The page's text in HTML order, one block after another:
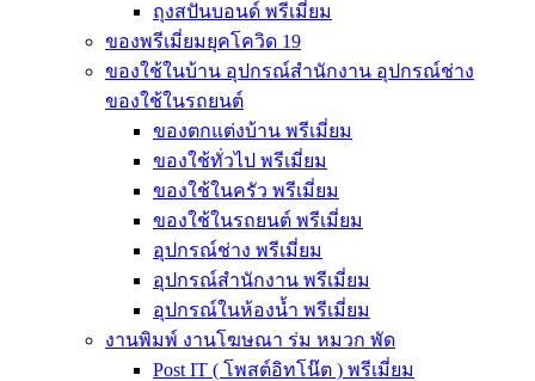
ถุงสปันบอนด์ พรีเมี่ยม
ของพรีเมี่ยมยุคโควิด 19
ของใช้ในบ้าน อุปกรณ์สำนักงาน อุปกรณ์ช่าง
ของใช้ในรถยนต์
ของตกแต่งบ้าน พรีเมี่ยม
ของใช้ทั่วไป พรีเมี่ยม
ของใช้ในครัว พรีเมี่ยม
ของใช้ในรถยนต์ พรีเมี่ยม
อุปกรณ์ช่าง พรีเมี่ยม
อุปกรณ์สำนักงาน พรีเมี่ยม
อุปกรณ์ในห้องน้ำ พรีเมี่ยม
งานพิมพ์ งานโฆษณา ร่ม หมวก พัด
Post IT ( โพสต์อิทโน๊ต ) พรีเมี่ยม